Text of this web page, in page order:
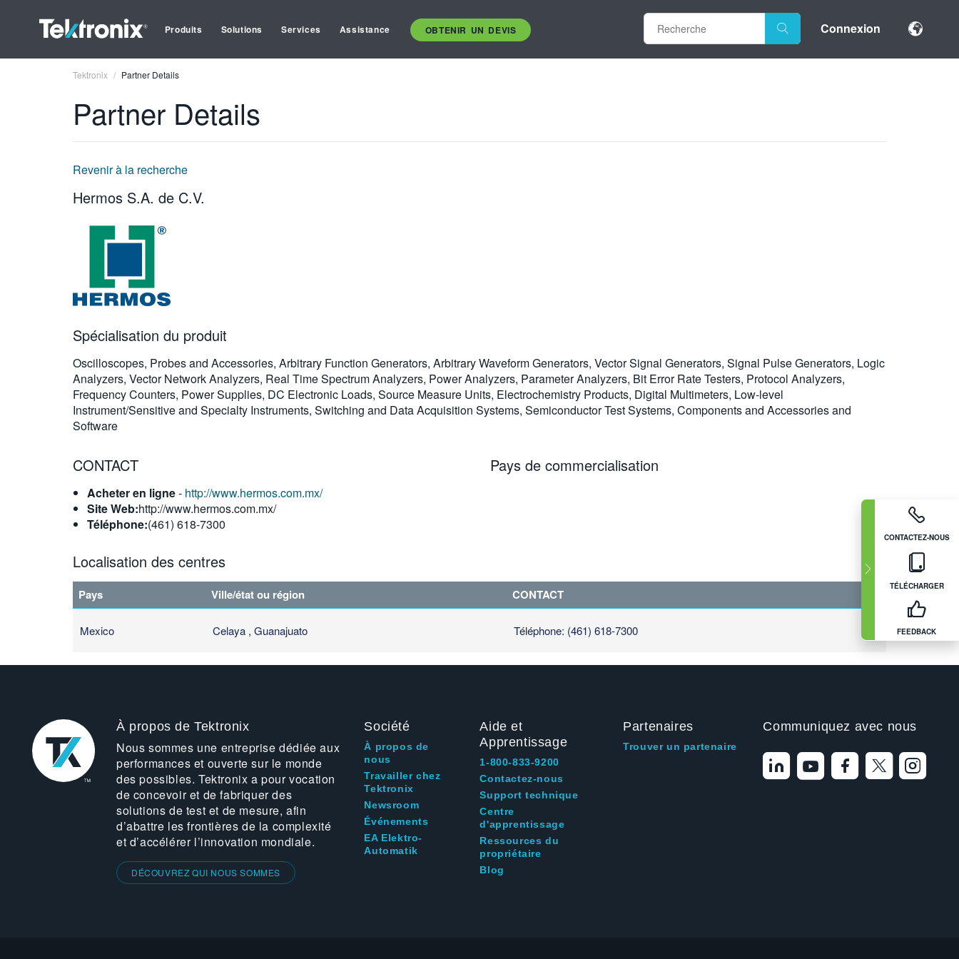
Produits Solutions Services Assistance OBTENIR UN DEVIS Connexion
CONTACTEZ-NOUS
TÉLÉCHARGER
FEEDBACK
Tektronix Partner Details
Partner Details
Revenir à la recherche
Hermos S.A. de C.V.
Spécialisation du produit
Oscilloscopes, Probes and Accessories, Arbitrary Function Generators, Arbitrary Waveform Generators, Vector Signal Generators, Signal Pulse Generators, Logic
Analyzers, Vector Network Analyzers, Real Time Spectrum Analyzers, Power Analyzers, Parameter Analyzers, Bit Error Rate Testers, Protocol Analyzers,
Frequency Counters, Power Supplies, DC Electronic Loads, Source Measure Units, Electrochemistry Products, Digital Multimeters, Low-level
Instrument/Sensitive and Specialty Instruments, Switching and Data Acquisition Systems, Semiconductor Test Systems, Components and Accessories and
Software
CONTACT
Acheter en ligne- http://www.hermos.com.mx/
Site Web:http://www.hermos.com.mx/
Téléphone:(461) 618-7300
Pays de commercialisation
Localisation des centres
Pays Ville/état ou région CONTACT
Mexico Celaya , Guanajuato Téléphone: (461) 618-7300
À propos de Tektronix
Nous sommes une entreprise dédiée aux
performances et ouverte sur le monde
des possibles. Tektronix a pour vocation
de concevoir et de fabriquer des
solutions de test et de mesure, afin
d’abattre les frontières de la complexité
et d’accélérer l’innovation mondiale.
DÉCOUVREZ QUI NOUS SOMMES
Société
À propos de
nous
Travailler chez
Tektronix
Newsroom
Événements
EA Elektro-
Automatik
Aide et
Apprentissage
1-800-833-9200
Contactez-nous
Support technique
Centre
d'apprentissage
Ressources du
propriétaire
Blog
Partenaires
Trouver un partenaire
Communiquez avec nous